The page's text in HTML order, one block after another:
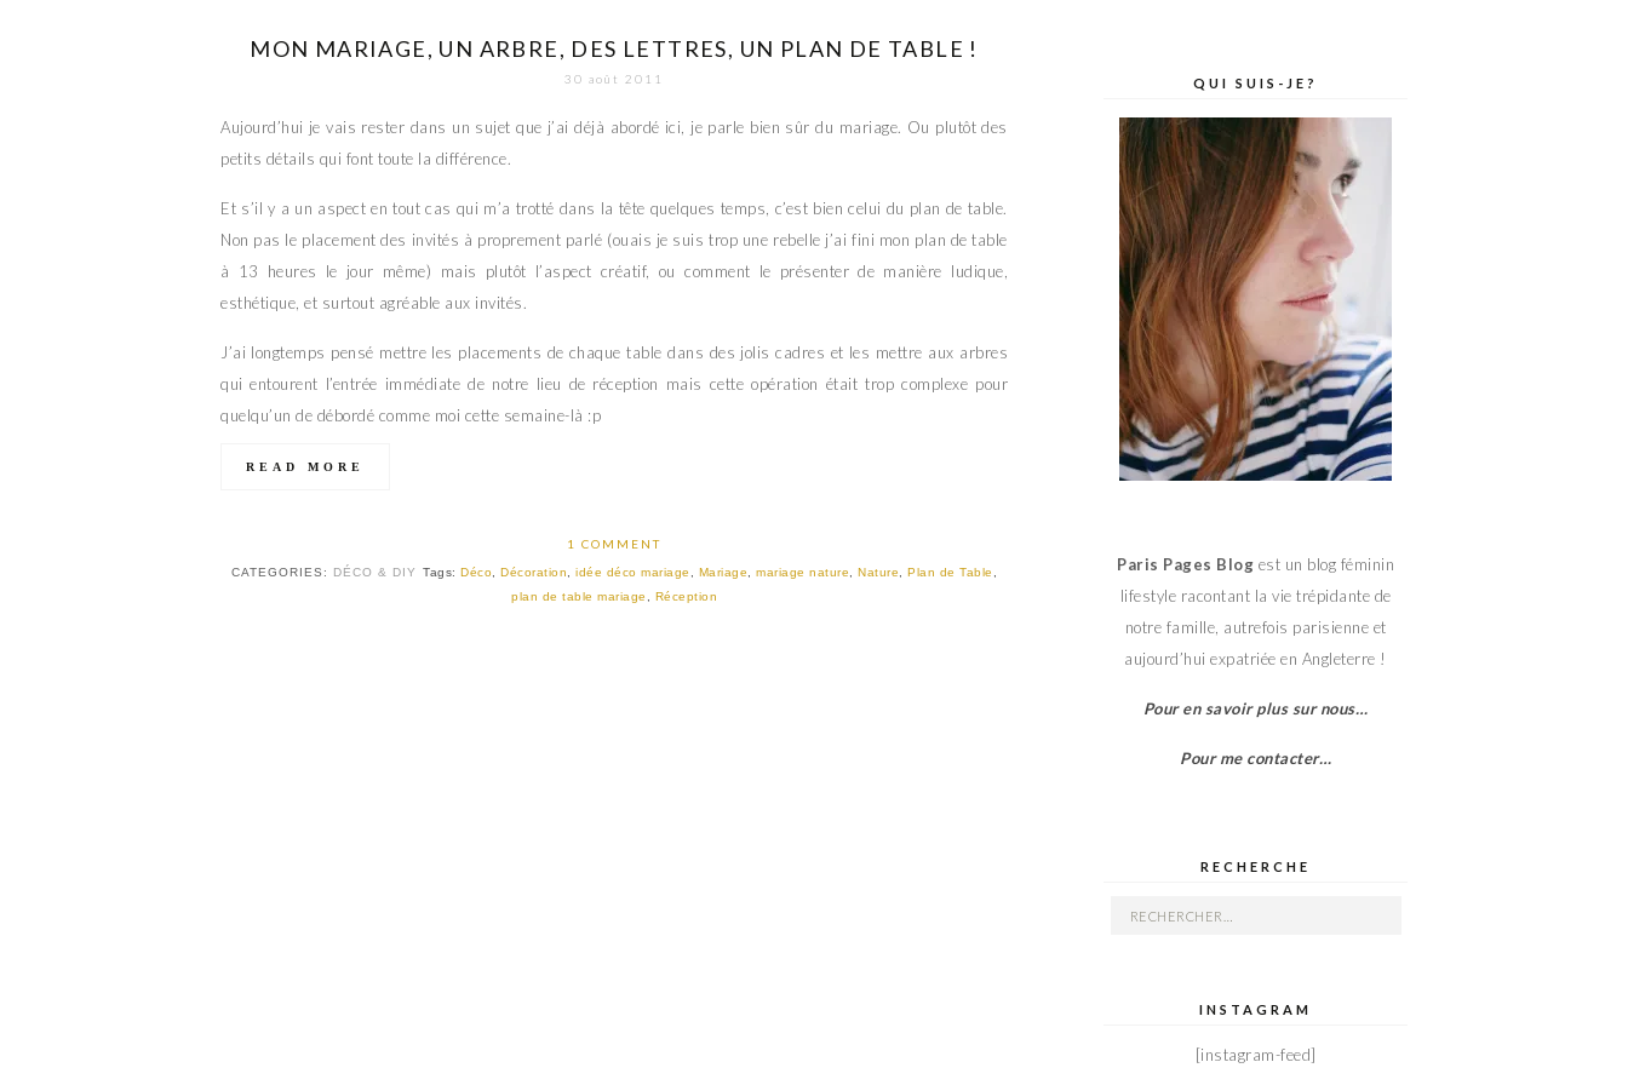
MON MARIAGE, UN ARBRE, DES LETTRES, UN PLAN DE TABLE !
30 août 2011
Aujourd’hui je vais rester dans un sujet que j’ai déjà abordé ici, je parle bien sûr du mariage. Ou plutôt des
petits détails qui font toute la différence.
Et s’il y a un aspect en tout cas qui m’a trotté dans la tête quelques temps, c’est bien celui du plan de table.
Non pas le placement des invités à proprement parlé (ouais je suis trop une rebelle j’ai fini mon plan de table
à 13 heures le jour même) mais plutôt l’aspect créatif, ou comment le présenter de manière ludique,
esthétique, et surtout agréable aux invités.
J’ai longtemps pensé mettre les placements de chaque table dans des jolis cadres et les mettre aux arbres
qui entourent l’entrée immédiate de notre lieu de réception mais cette opération était trop complexe pour
quelqu’un de débordé comme moi cette semaine-là :p
READ MORE
1 COMMENT
CATEGORIES: DÉCO & DIY Tags: Déco Décoration idée déco mariage Mariage mariage nature Nature Plan de Table
plan de table mariage
Réception
QUI SUIS-JE?
Paris Pages Blog est un blog féminin
lifestyle racontant la vie trépidante de
notre famille, autrefois parisienne et
aujourd’hui expatriée en Angleterre !
Pour en savoir plus sur nous…
Pour me contacter…
RECHERCHE
Rechercher :
INSTAGRAM
[instagram-feed]